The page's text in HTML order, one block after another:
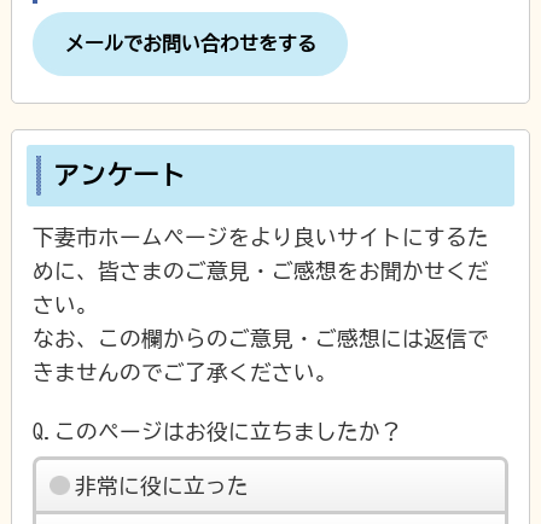
メールでお問い合わせをする
アンケート
下妻市ホームページをより良いサイトにするた
めに、皆さまのご意見・ご感想をお聞かせくだ
さい。
なお、この欄からのご意見・ご感想には返信で
きませんのでご了承ください。
Q.このページはお役に立ちましたか？
非常に役に立った